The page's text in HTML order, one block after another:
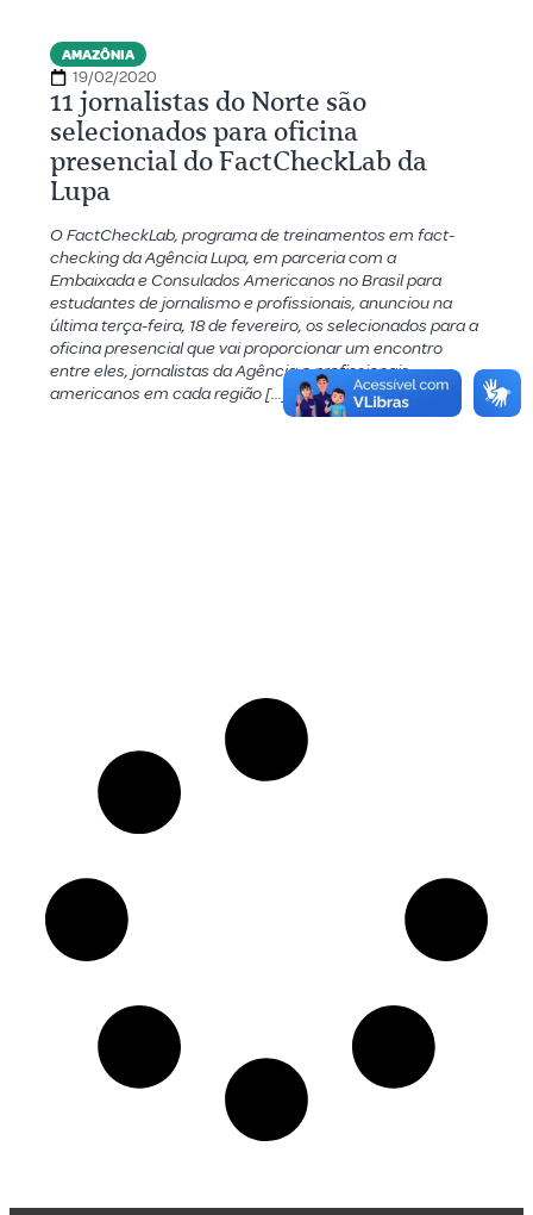
AMAZÔNIA
19/02/2020
11 jornalistas do Norte são
selecionados para oficina
presencial do FactCheckLab da
Lupa
O FactCheckLab, programa de treinamentos em fact-
checking da Agência Lupa, em parceria com a
Embaixada e Consulados Americanos no Brasil para
estudantes de jornalismo e profissionais, anunciou na
última terça-feira, 18 de fevereiro, os selecionados para a
oficina presencial que vai proporcionar um encontro
entre eles, jornalistas da Agência e profissionais
americanos em cada região […]